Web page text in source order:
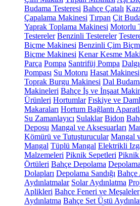
Budama Testeresi Bahçe Çatalı
Çapalama Makinesi Tırpan Çit
Yaprak Toplama Makinesi Motorlu
Testereler Benzinli Testereler
Biçme Makinesi Benzinli Çim
Biçme Makinesi Kenar Kesme
Parça Pompa Santrifüj Pompa
Pompası Su Motoru Hasat Makinesi
Toprak Burgu Makinesi Dal
Makineleri Bahçe İş ve İnşaat
Ürünleri Hortumlar Fıskiye ve
Makaraları Hortum Bağlantı
Su Zamanlayıcı Sulaklar Bidon
Deposu Mangal ve Aksesuarları
Kömürü ve Tutuşturucular Mangal
Mangal Tüplü Mangal Elektrikli
Malzemeleri Piknik Sepetleri Piknik
Örtüleri Bahçe Depolama
Dolapları Depolama Sandığı Bahçe
Aydınlatmalar Solar Aydınlatma
Aplikleri Bahçe Feneri ve Meşaleler
Aydınlatma Bahçe Set Üstü